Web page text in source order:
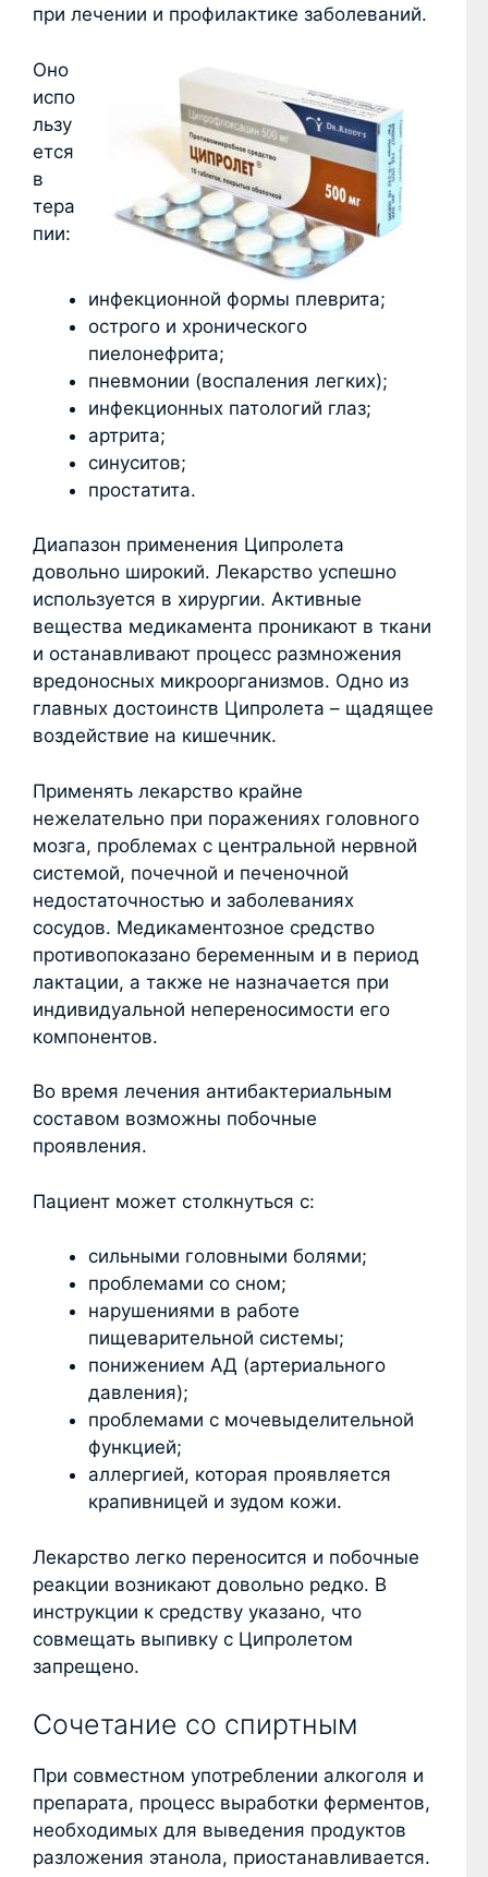
при лечении и профилактике заболеваний.
Оно
испо
льзу
ется
в
тера
пии:
инфекционной формы плеврита;
острого и хронического
пиелонефрита;
пневмонии (воспаления легких);
инфекционных патологий глаз;
артрита;
синуситов;
простатита.
Диапазон применения Ципролета
довольно широкий. Лекарство успешно
используется в хирургии. Активные
вещества медикамента проникают в ткани
и останавливают процесс размножения
вредоносных микроорганизмов. Одно из
главных достоинств Ципролета – щадящее
воздействие на кишечник.
Применять лекарство крайне
нежелательно при поражениях головного
мозга, проблемах с центральной нервной
системой, почечной и печеночной
недостаточностью и заболеваниях
сосудов. Медикаментозное средство
противопоказано беременным и в период
лактации, а также не назначается при
индивидуальной непереносимости его
компонентов.
Во время лечения антибактериальным
составом возможны побочные
проявления.
Пациент может столкнуться с:
сильными головными болями;
проблемами со сном;
нарушениями в работе
пищеварительной системы;
понижением АД (артериального
давления);
проблемами с мочевыделительной
функцией;
аллергией, которая проявляется
крапивницей и зудом кожи.
Лекарство легко переносится и побочные
реакции возникают довольно редко. В
инструкции к средству указано, что
совмещать выпивку с Ципролетом
запрещено.
Сочетание со спиртным
При совместном употреблении алкоголя и
препарата, процесс выработки ферментов,
необходимых для выведения продуктов
разложения этанола, приостанавливается.